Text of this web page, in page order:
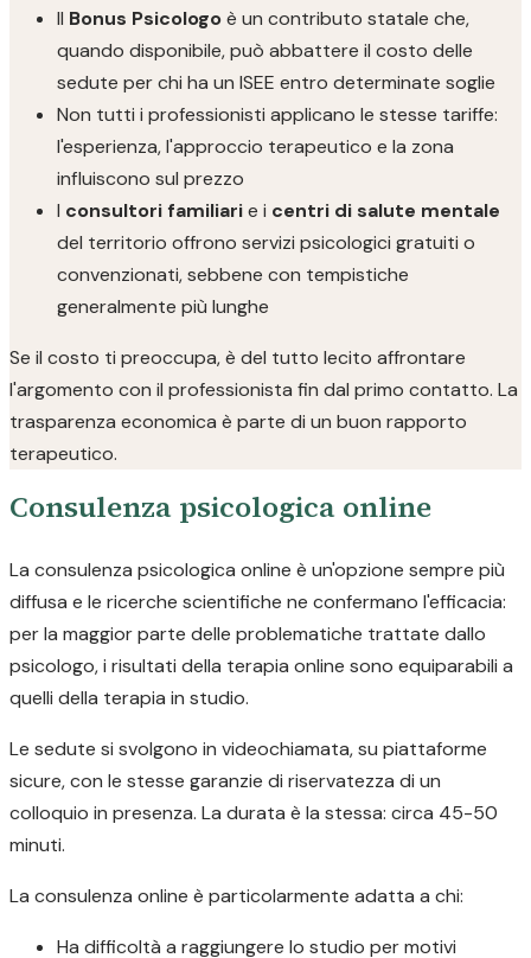
Il Bonus Psicologoè un contributo statale che,
quando disponibile, può abbattere il costo delle
sedute per chi ha un ISEE entro determinate soglie
Non tutti i professionisti applicano le stesse tariffe:
l'esperienza, l'approccio terapeutico e la zona
influiscono sul prezzo
I consultori familiarie i centri di salute mentale
del territorio offrono servizi psicologici gratuiti o
convenzionati, sebbene con tempistiche
generalmente più lunghe
Se il costo ti preoccupa, è del tutto lecito affrontare
l'argomento con il professionista fin dal primo contatto. La
trasparenza economica è parte di un buon rapporto
terapeutico.
Consulenza psicologica online
La consulenza psicologica online è un'opzione sempre più
diffusa e le ricerche scientifiche ne confermano l'efficacia:
per la maggior parte delle problematiche trattate dallo
psicologo, i risultati della terapia online sono equiparabili a
quelli della terapia in studio.
Le sedute si svolgono in videochiamata, su piattaforme
sicure, con le stesse garanzie di riservatezza di un
colloquio in presenza. La durata è la stessa: circa 45-50
minuti.
La consulenza online è particolarmente adatta a chi:
Ha difficoltà a raggiungere lo studio per motivi